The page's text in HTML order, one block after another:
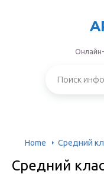
Home Средний
Средний